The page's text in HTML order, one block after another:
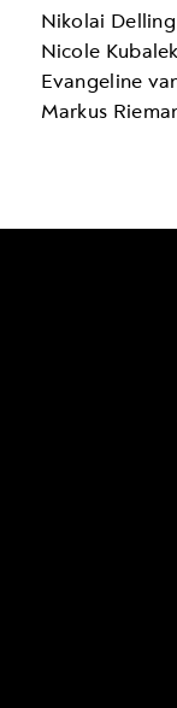
Nikolai Delling
Nicole Kubalek
Evangeline
Markus